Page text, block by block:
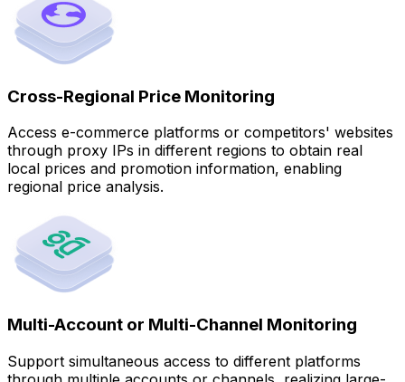
Cross-Regional Price Monitoring
Access e-commerce platforms or competitors' websites
through proxy IPs in different regions to obtain real
local prices and promotion information, enabling
regional price analysis.
Multi-Account or Multi-Channel Monitoring
Support simultaneous access to different platforms